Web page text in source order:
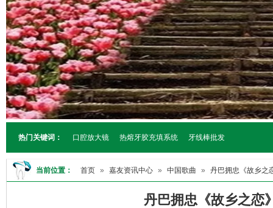
热门关键词： 口腔放大镜 热熔牙胶充填系统 牙线棒批发
当前位置： 首页 » 嘉友资讯中心 » 中国歌曲 » 丹巴拥忠《故乡之
丹巴拥忠《故乡之恋